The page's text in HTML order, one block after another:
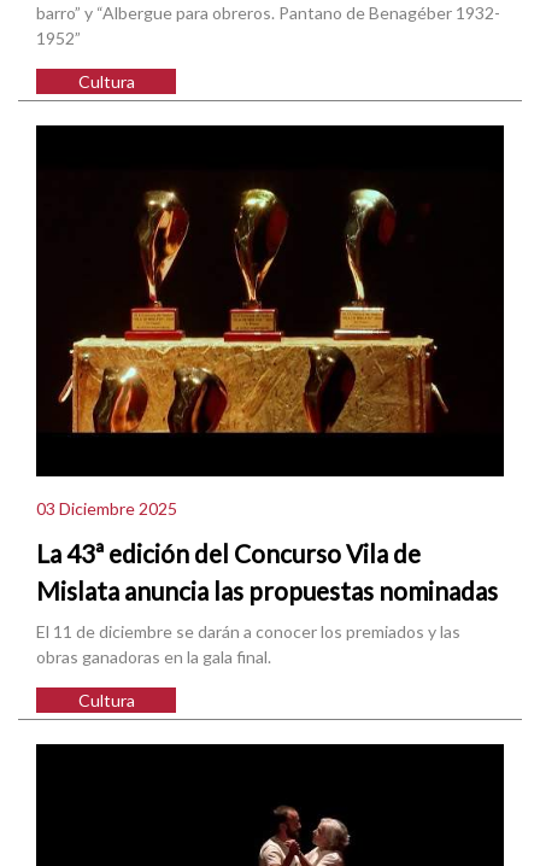
barro” y “Albergue para obreros. Pantano de Benagéber 1932-
1952”
Cultura
03 Diciembre 2025
La 43ª edición del Concurso Vila de
Mislata anuncia las propuestas nominadas
El 11 de diciembre se darán a conocer los premiados y las
obras ganadoras en la gala final.
Cultura